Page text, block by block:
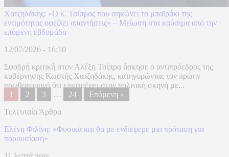
Χατζηδάκης: «Ο κ. Τσίπρας που σηκώνει το μπαϊράκι της
εντιμότητας οφείλει απαντήσεις» – Μείωση στα καύσιμα από την
επόμενη εβδομάδα
12/07/2026 - 16:10
Σφοδρή κριτική στον Αλέξη Τσίπρα άσκησε ο αντιπρόεδρος της
κυβέρνησης Κωστής Χατζηδάκης, κατηγορώντας τον πρώην
πρωθυπουργό ότι επιστρέφει στην πολιτική σκηνή με...
1
2 3 … 24
Επόμενη »
Τελευταία Άρθρα
Ελένη Φιλίνη: «Φυσικά και θα με ενδιέφερε μια πρόταση για
παρουσίαση»